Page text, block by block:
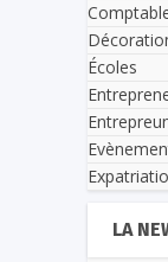
Écoles
LA